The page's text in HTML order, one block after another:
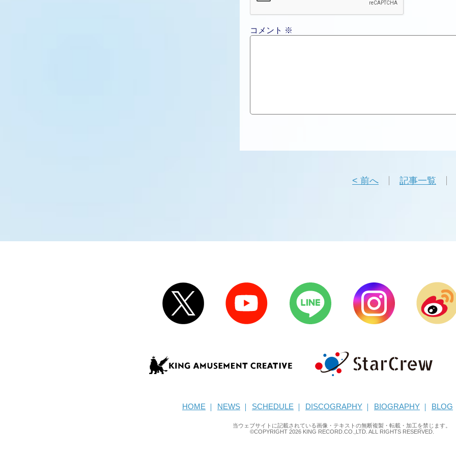
コメント ※
< 前へ 記事一覧
HOME NEWS SCHEDULE DISCOGRAPHY BIOGRAPHY BLOG
当ウェブサイトに記載されている画像・テキストの無断複製・転載・加工を禁じます。
©COPYRIGHT 2026KING RECORD.CO.,LTD. ALL RIGHTS RESERVED.